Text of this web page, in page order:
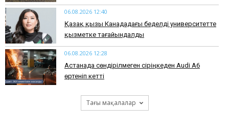
06.08.2026 12:40
Қазақ қызы Канададағы беделді университетте
қызметке тағайындалды
06.08.2026 12:28
Астанада сөндірілмеген сіріңкеден Audi A6
өртеніп кетті
Тағы мақалалар